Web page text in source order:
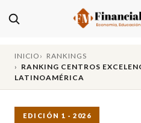
INICIO
RANKINGS
RANKING CENTROS
LATINOAMÉRICA
EDICIÓN 1 · 2026